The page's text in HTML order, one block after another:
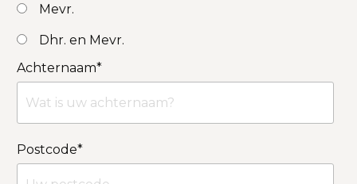
Mevr.
Dhr. en Mevr.
Achternaam*
Postcode*